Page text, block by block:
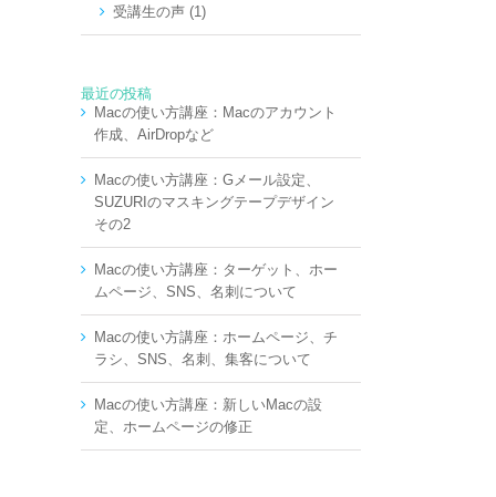
受講生の声 (1)
最近の投稿
Macの使い方講座：Macのアカウント
作成、AirDropなど
Macの使い方講座：Gメール設定、
SUZURIのマスキングテープデザイン
その2
Macの使い方講座：ターゲット、ホー
ムページ、SNS、名刺について
Macの使い方講座：ホームページ、チ
ラシ、SNS、名刺、集客について
Macの使い方講座：新しいMacの設
定、ホームページの修正